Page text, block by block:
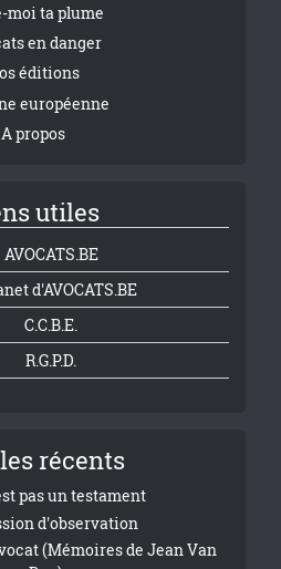
moi ta plume
en danger
éditions
européenne
A propos
utiles
AVOCATS.BE
d'AVOCATS.BE
C.C.B.E.
R.G.P.D.
récents
pas un testament
d'observation
(Mémoires de Jean Van